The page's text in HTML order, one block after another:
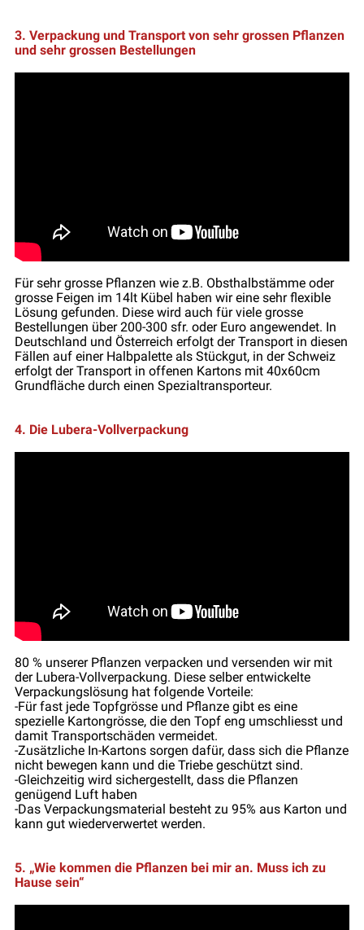
3. Verpackung und Transport von sehr grossen Pflanzen
und sehr grossen Bestellungen
Für sehr grosse Pflanzen wie z.B. Obsthalbstämme oder
grosse Feigen im 14lt Kübel haben wir eine sehr flexible
Lösung gefunden. Diese wird auch für viele grosse
Bestellungen über 200-300 sfr. oder Euro angewendet. In
Deutschland und Österreich erfolgt der Transport in diesen
Fällen auf einer Halbpalette als Stückgut, in der Schweiz
erfolgt der Transport in offenen Kartons mit 40x60cm
Grundfläche durch einen Spezialtransporteur.
4. Die Lubera-Vollverpackung
80 % unserer Pflanzen verpacken und versenden wir mit
der Lubera-Vollverpackung. Diese selber entwickelte
Verpackungslösung hat folgende Vorteile:
-Für fast jede Topfgrösse und Pflanze gibt es eine
spezielle Kartongrösse, die den Topf eng umschliesst und
damit Transportschäden vermeidet.
-Zusätzliche In-Kartons sorgen dafür, dass sich die Pflanze
nicht bewegen kann und die Triebe geschützt sind.
-Gleichzeitig wird sichergestellt, dass die Pflanzen
genügend Luft haben
-Das Verpackungsmaterial besteht zu 95% aus Karton und
kann gut wiederverwertet werden.
5. „Wie kommen die Pflanzen bei mir an. Muss ich zu
Hause sein“